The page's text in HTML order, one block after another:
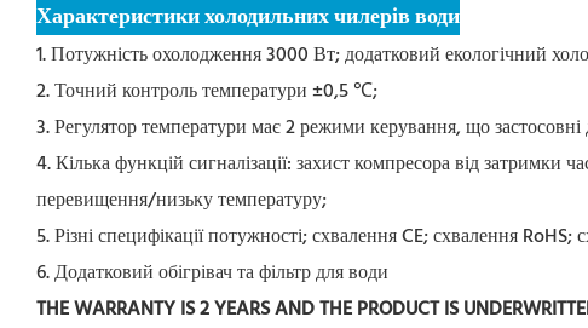
Характеристики холодильних чилерів води
1. Потужність охолодження 3000 Вт; додатковий екологічний
2. Точний контроль температури ±0,5 ℃;
3. Регулятор температури має 2 режими керування, що
4. Кілька функцій сигналізації: захист компресора від затримки
перевищення/низьку температуру;
5. Різні специфікації потужності; схвалення CE; схвалення RoHS;
6. Додатковий обігрівач та фільтр для води
THE WARRANTY IS 2 YEARS AND THE PRODUCT IS